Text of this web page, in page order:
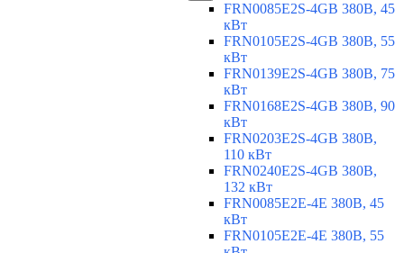
FRN0085E2S-4GB 380В, 45
кВт
FRN0105E2S-4GB 380В, 55
кВт
FRN0139E2S-4GB 380В, 75
кВт
FRN0168E2S-4GB 380В, 90
кВт
FRN0203E2S-4GB 380В,
110 кВт
FRN0240E2S-4GB 380В,
132 кВт
FRN0085E2E-4E 380В, 45
кВт
FRN0105E2E-4E 380В, 55